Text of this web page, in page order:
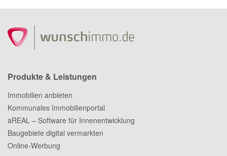
Produkte & Leistungen
Immobilien anbieten
Kommunales Immobilienportal
aREAL – Software für Innenentwicklung
Baugebiete digital vermarkten
Online-Werbung